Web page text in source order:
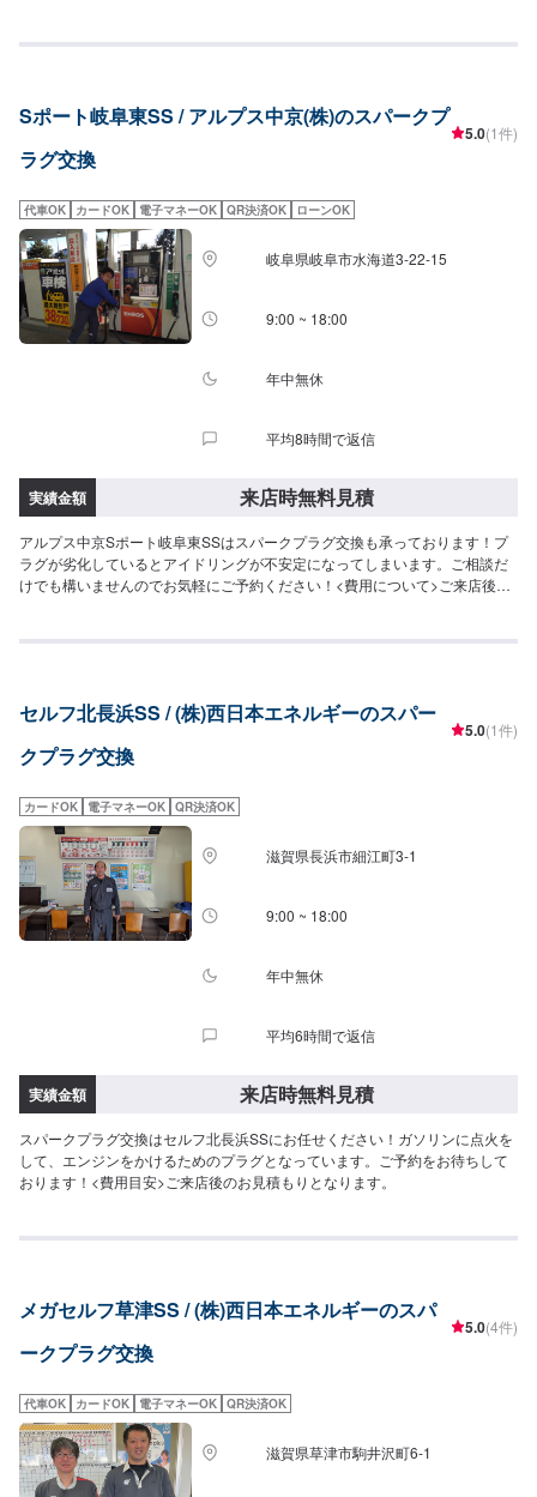
Sポート岐阜東SS / アルプス中京(株)のスパークプ
ラグ交換
5.0(1件)
代車OK カードOK 電子マネーOK QR決済OK ローンOK
岐阜県岐阜市水海道3-22-15
9:00 ~ 18:00
年中無休
平均8時間で返信
実績金額 来店時無料見積
アルプス中京Sポート岐阜東SSはスパークプラグ交換も承っております！プ
ラグが劣化しているとアイドリングが不安定になってしまいます。ご相談だ
けでも構いませんのでお気軽にご予約ください！<費用について>ご来店後の
セルフ北長浜SS / (株)西日本エネルギーのスパー
クプラグ交換
5.0(1件)
カードOK 電子マネーOK QR決済OK
滋賀県長浜市細江町3-1
9:00 ~ 18:00
年中無休
平均6時間で返信
実績金額 来店時無料見積
スパークプラグ交換はセルフ北長浜SSにお任せください！ガソリンに点火を
して、エンジンをかけるためのプラグとなっています。ご予約をお待ちして
おります！<費用目安>ご来店後のお見積もりとなります。
メガセルフ草津SS / (株)西日本エネルギーのスパ
ークプラグ交換
5.0(4件)
代車OK カードOK 電子マネーOK QR決済OK
滋賀県草津市駒井沢町6-1